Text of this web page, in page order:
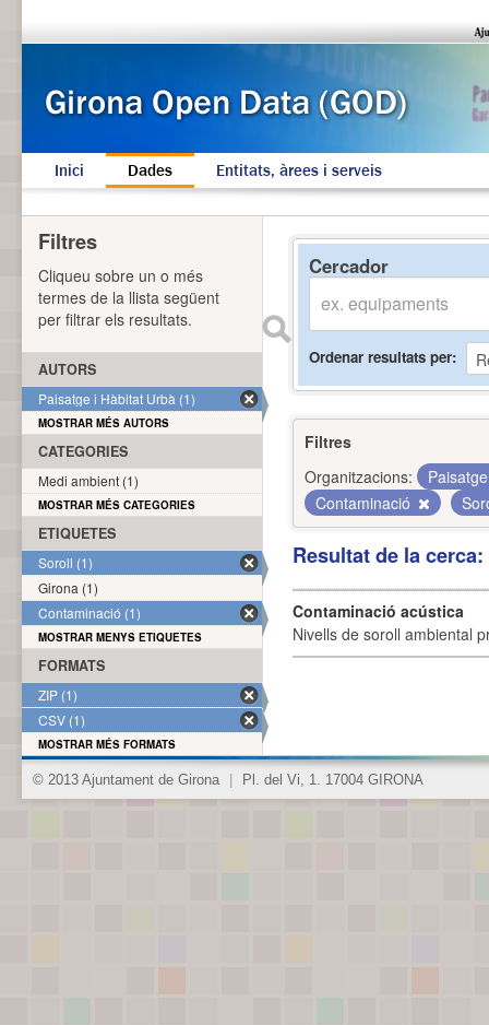
Inici Dades Entitats, àrees i serveis
Cercador
Ordenar resultats per
Filtres
Organitzacions:
Contaminació
Resultat de la
Contaminació acústica
Nivells de soroll ambiental
Filtres
Cliqueu sobre un o més
termes de la llista següent
per filtrar els resultats.
AUTORS
Paisatge i Hàbitat Urbà (1)
MOSTRAR MÉS AUTORS
CATEGORIES
Medi ambient (1)
MOSTRAR MÉS CATEGORIES
ETIQUETES
Soroll (1)
Girona (1)
Contaminació (1)
MOSTRAR MENYS ETIQUETES
FORMATS
ZIP (1)
CSV (1)
MOSTRAR MÉS FORMATS
© 2013 Ajuntament de Girona Pl. del Vi, 1. 17004 GIRONA